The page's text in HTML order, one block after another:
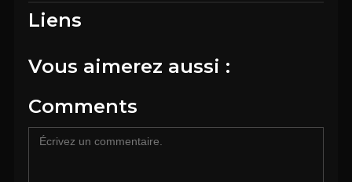
Liens
Vous aimerez aussi :
Comments